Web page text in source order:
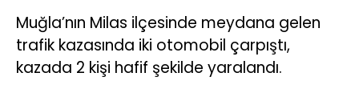
SPOR
VEFAT
Muğla’nın Milas ilçesinde meydana gelen
trafik kazasında iki otomobil çarpıştı,
kazada 2 kişi hafif şekilde yaralandı.